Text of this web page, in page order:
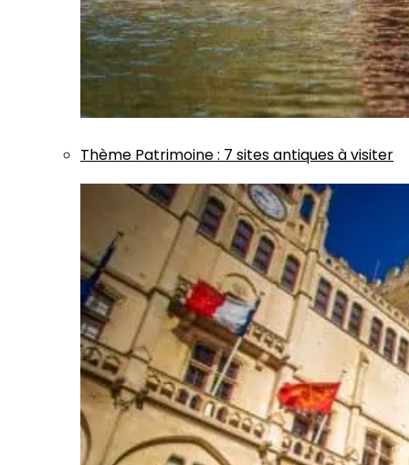
Thème Patrimoine: 7 sites antiques à visiter